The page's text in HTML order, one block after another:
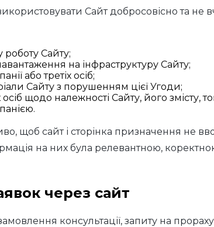
Сайт добросовісно та не
Сайту;
на інфраструктуру Сайту;
або третіх осіб;
Сайту з порушенням цієї Угоди;
щодо належності Сайту, його змісту,
щоб сайт і сторінка призначення не
на них була релевантною,
через сайт
консультації, запиту на